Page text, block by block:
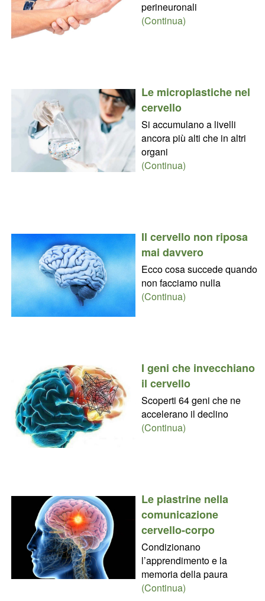
perineuronali
(Continua)
Le microplastiche nel
cervello
Si accumulano a livelli
ancora più alti che in altri
organi
(Continua)
Il cervello non riposa
mai davvero
Ecco cosa succede quando
non facciamo nulla
(Continua)
I geni che invecchiano
il cervello
Scoperti 64 geni che ne
accelerano il declino
(Continua)
Le piastrine nella
comunicazione
cervello-corpo
Condizionano
l’apprendimento e la
memoria della paura
(Continua)